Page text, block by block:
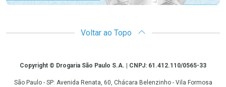
Voltar ao Topo
CopyrightCopyright © Drogaria São Paulo S.A. | CNPJ: 61.412.110/0565-33
São Paulo - SP: Avenida Renata, 60, Chácara Belenzinho - Vila Formosa